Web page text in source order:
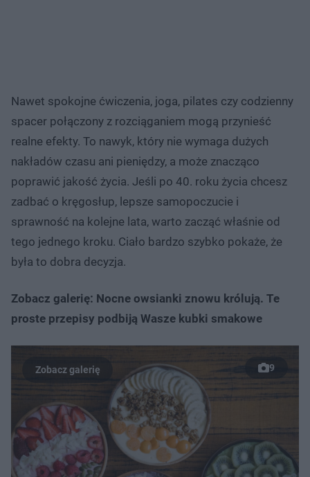
Nawet spokojne ćwiczenia, joga, pilates czy codzienny
spacer połączony z rozciąganiem mogą przynieść
realne efekty. To nawyk, który nie wymaga dużych
nakładów czasu ani pieniędzy, a może znacząco
poprawić jakość życia. Jeśli po 40. roku życia chcesz
zadbać o kręgosłup, lepsze samopoczucie i
sprawność na kolejne lata, warto zacząć właśnie od
tego jednego kroku. Ciało bardzo szybko pokaże, że
była to dobra decyzja.
Zobacz galerię: Nocne owsianki znowu królują. Te
proste przepisy podbiją Wasze kubki smakowe
9